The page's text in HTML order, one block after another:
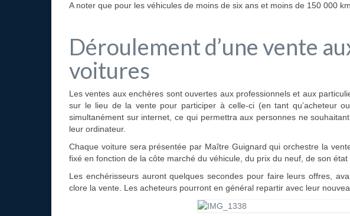
A noter que pour les véhicules de moins de six ans et moins de 150 000
Déroulement d’une vente
voitures
Les ventes aux enchères sont ouvertes aux professionnels et aux
sur le lieu de la vente pour participer à celle-ci (en tant qu’acheteur
simultanément sur internet, ce qui permettra aux personnes ne
leur ordinateur.
Chaque voiture sera présentée par Maître Guignard qui orchestre la
fixé en fonction de la côte marché du véhicule, du prix du neuf, de son
Les enchérisseurs auront quelques secondes pour faire leurs offres,
clore la vente. Les acheteurs pourront en général repartir avec leur